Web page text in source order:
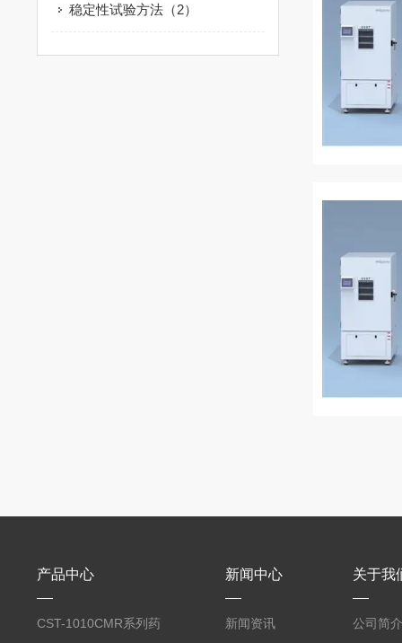
稳定性试验方法（2）
产品中心
CST-1010CMR系列药
新闻中心
新闻资讯
关于我
公司简介